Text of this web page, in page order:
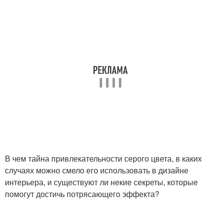
В чем тайна привлекательности серого цвета, в каких
случаях можно смело его использовать в дизайне
интерьера, и существуют ли некие секреты, которые
помогут достичь потрясающего эффекта?